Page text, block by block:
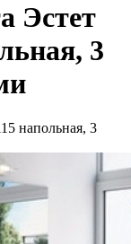
Эстет
3